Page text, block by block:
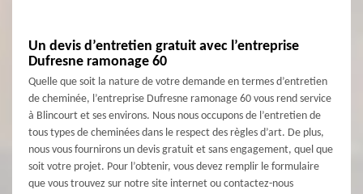
Un devis d’entretien gratuit avec l’entreprise
Dufresne ramonage 60
Quelle que soit la nature de votre demande en termes d’entretien
de cheminée, l’entreprise Dufresne ramonage 60 vous rend service
à Blincourt et ses environs. Nous nous occupons de l’entretien de
tous types de cheminées dans le respect des règles d’art. De plus,
nous vous fournirons un devis gratuit et sans engagement, quel que
soit votre projet. Pour l’obtenir, vous devez remplir le formulaire
que vous trouvez sur notre site internet ou contactez-nous